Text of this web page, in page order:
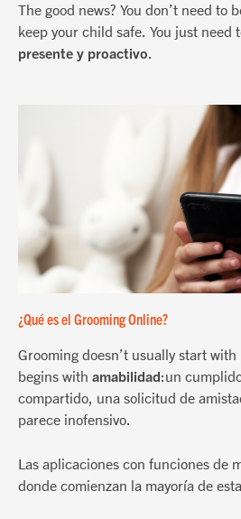
The good news? You don’t need to
keep your child safe. You just need
presente y proactivo.
¿Qué es el Grooming Online?
Grooming doesn’t usually start
begins with amabilidad:un
compartido, una solicitud de
parece inofensivo.
Las aplicaciones con funciones de
donde comienzan la mayoría de